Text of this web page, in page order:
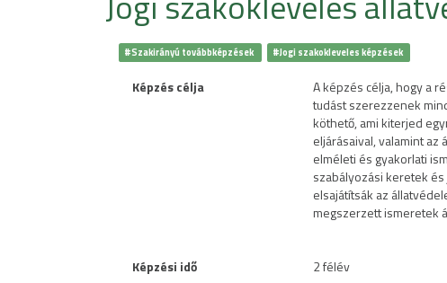
#Szakirányú továbbképzések #Jogi szakokleveles képzések
Képzés célja
A képzés célja, hogy a
tudást szerezzenek
köthető, ami kiterjed
eljárásaival, valamint
elméleti és gyakorlati
szabályozási keretek
elsajátítsák az
megszerzett ismeretek
Képzési idő
2 félév